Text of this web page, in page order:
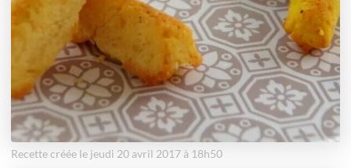
Recette créée le jeudi 20 avril 2017 à 18h50